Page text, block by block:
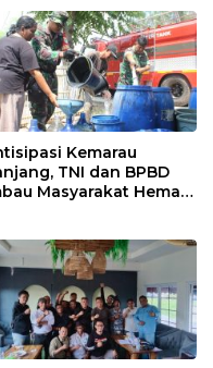
Kemarau
TNI dan BPBD
Masyarakat Hemat